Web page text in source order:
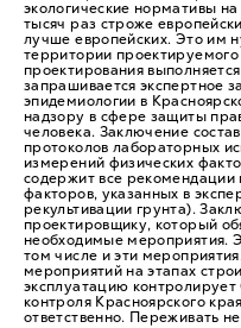
экологические нормативы
тысяч раз строже
лучше европейских. Это им
территории
проектирования
запрашивается экспертное
эпидемиологии в
надзору в сфере защиты
человека. Заключение
протоколов лабораторных
измерений физических
содержит все
факторов, указанных в
рекультивации грунта).
проектировщику, который
необходимые мероприятия.
том числе и эти
мероприятий на этапах
эксплуатацию
контроля Красноярского
ответственно. Переживать